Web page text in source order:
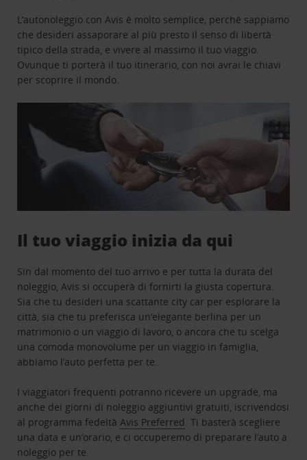
L’autonoleggio con Avis è molto semplice, perchè sappiamo
che desideri assaporare al più presto il senso di libertà
tipico della strada, e vivere al massimo il tuo viaggio.
Ovunque ti porterà il tuo itinerario, con noi avrai le chiavi
per scoprire il mondo.
Il tuo viaggio inizia da qui
Sin dal momento del tuo arrivo e per tutta la durata del
noleggio, Avis si occuperà di fornirti la giusta copertura.
Sia che tu desideri una scattante city car per esplorare la
città, sia che tu preferisca un’elegante berlina per un
matrimonio o un viaggio di lavoro, o ancora che tu scelga
una comoda monovolume per un viaggio in famiglia,
abbiamo l’auto perfetta per te.
I viaggiatori frequenti potranno ricevere un upgrade, ma
anche dei giorni di noleggio aggiuntivi gratuiti, iscrivendosi
al programma fedeltàAvis Preferred. Ti basterà scegliere
una data e un’orario, e ci occuperemo di preparare l’auto a
noleggio per te.